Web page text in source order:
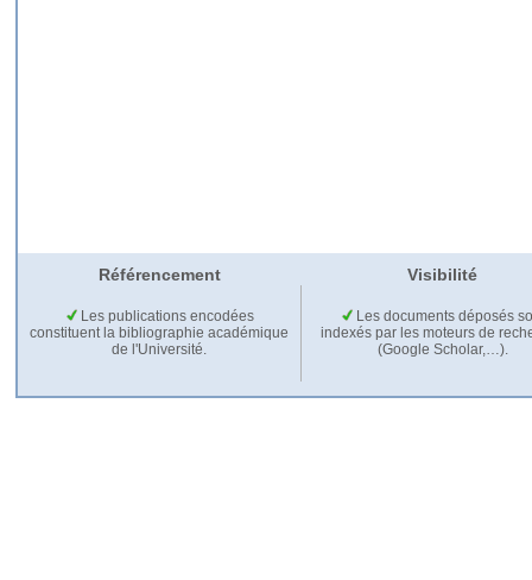
Référencement Visibilité
Les publications encodées
constituent la bibliographie académique
de l'Université.
Les documents déposés
indexés par les moteurs de
(Google Scholar,…).